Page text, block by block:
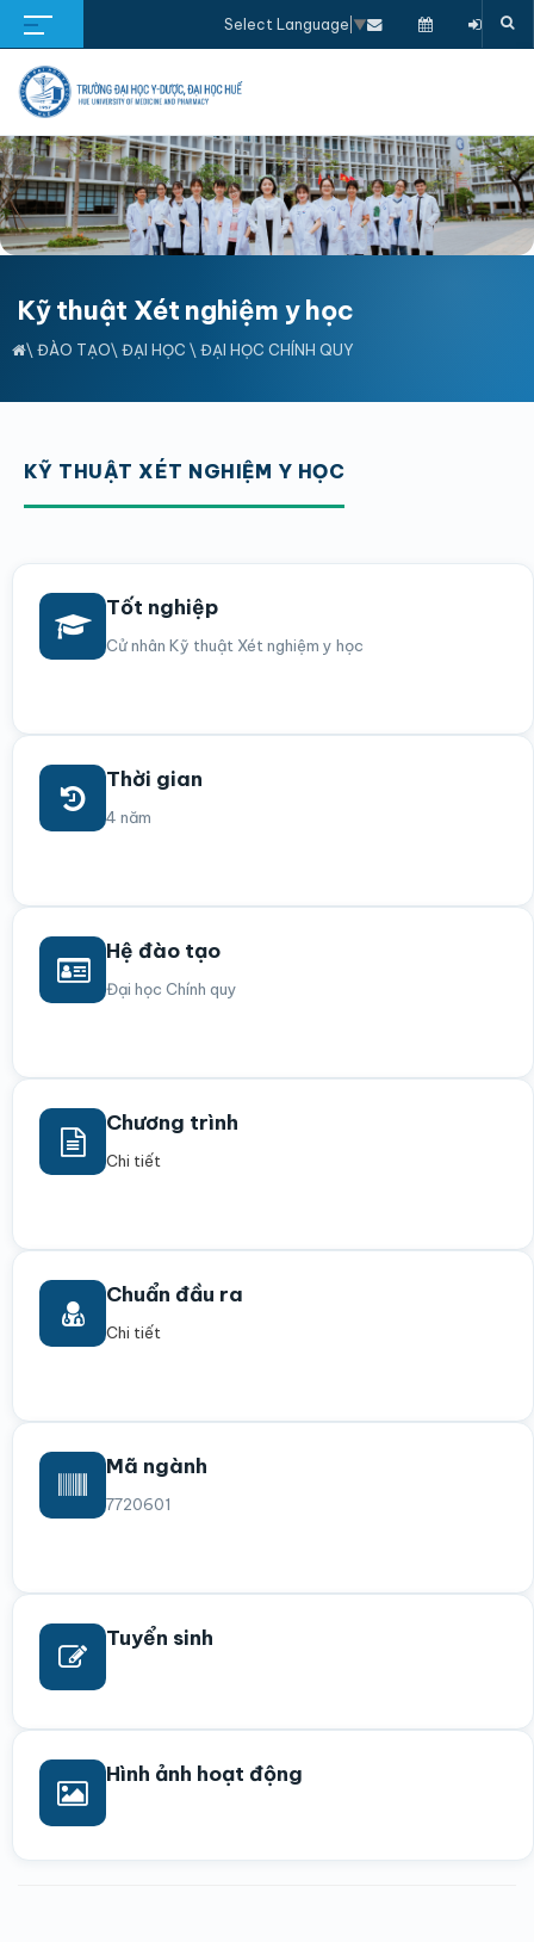
Select Language ▼
Kỹ thuật Xét nghiệm y học
\ ĐÀO TẠO\ ĐẠI HỌC \ ĐẠI HỌC CHÍNH QUY
KỸ THUẬT XÉT NGHIỆM Y HỌC
Tốt nghiệp
Cử nhân Kỹ thuật Xét nghiệm y học
Thời gian
4 năm
Hệ đào tạo
Đại học Chính quy
Chương trình
Chi tiết
Chuẩn đầu ra
Chi tiết
Mã ngành
7720601
Tuyển sinh
Hình ảnh hoạt động